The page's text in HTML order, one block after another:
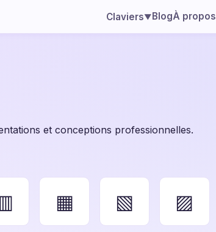
Claviers▼BlogÀ propos
et conceptions professionnelles.
▦ ▧ ▨